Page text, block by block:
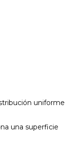
uniforme
una superficie